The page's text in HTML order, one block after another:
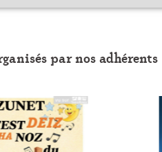
par nos adhérents